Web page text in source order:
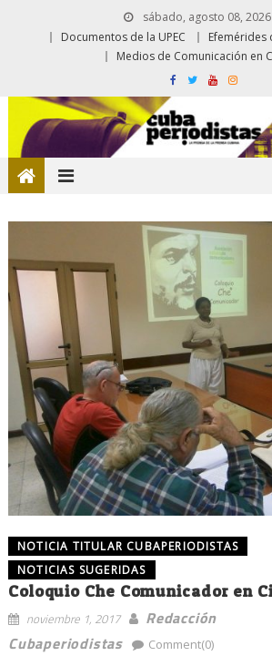
sábado, agosto 08, 2026
Documentos de la UPEC
Efemérides
Medios de Comunicación en
NOTICIA TITULAR CUBAPERIODISTAS
NOTICIAS SUGERIDAS
Coloquio Che Comunicador en
noviembre 1, 2017
Redacción
Cubaperiodistas
Comment(0)